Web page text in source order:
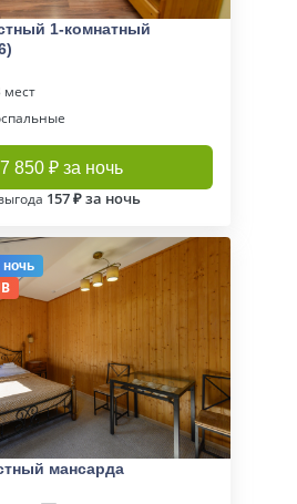
1-комнатный
мест
850 ₽ за ночь
157 ₽ за ночь
ночь
мансарда